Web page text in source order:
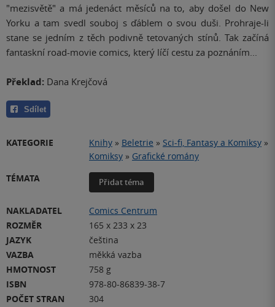
"mezisvětě" a má jedenáct měsíců na to, aby došel do New
Yorku a tam svedl souboj s ďáblem o svou duši. Prohraje-li
stane se jedním z těch podivně tetovaných stínů. Tak začíná
fantaskní road-movie comics, který líčí cestu za poznáním...
Překlad: Dana Krejčová
Sdílet
KATEGORIE Knihy » Beletrie » Sci-fi, Fantasy a Komiksy »
Komiksy » Grafické romány
TÉMATA
Přidat téma
NAKLADATEL
Comics Centrum
ROZMĚR
165 x 233 x 23
JAZYK
čeština
VAZBA
měkká vazba
HMOTNOST
758 g
ISBN
978-80-86839-38-7
POČET STRAN
304